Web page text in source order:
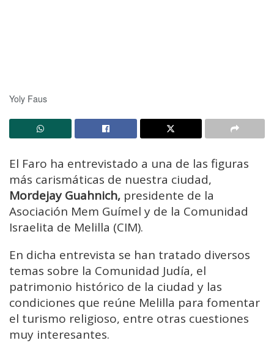
Yoly Faus
El Faro ha entrevistado a una de las figuras
más carismáticas de nuestra ciudad,
Mordejay Guahnich, presidente de la
Asociación Mem Guímel y de la Comunidad
Israelita de Melilla (CIM).
En dicha entrevista se han tratado diversos
temas sobre la Comunidad Judía, el
patrimonio histórico de la ciudad y las
condiciones que reúne Melilla para fomentar
el turismo religioso, entre otras cuestiones
muy interesantes.